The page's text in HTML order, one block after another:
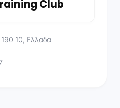
Club
10, Ελλάδα